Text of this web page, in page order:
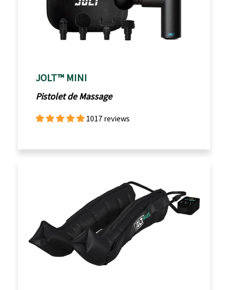
JOLT™ MINI
Pistolet de Massage
1017 reviews